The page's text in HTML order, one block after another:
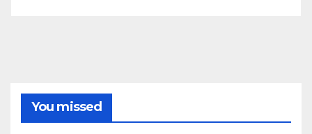
You missed